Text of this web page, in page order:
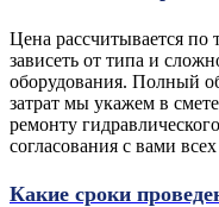
Цена рассчитывается по
зависеть от типа и
оборудования. Полный
затрат мы укажем в
ремонту
согласования с вами
Какие сроки